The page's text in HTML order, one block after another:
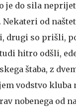
je do sila
od
drugi so prišli,
hitro odšli,
štaba, z
vodstvo kluba
nobenega od